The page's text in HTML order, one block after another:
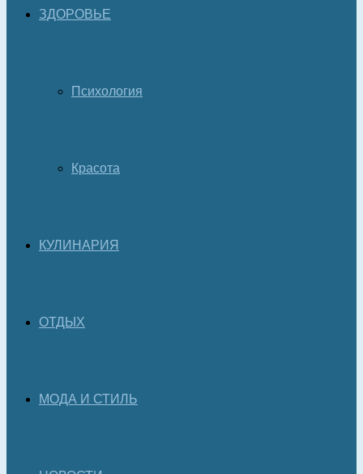
ЗДОРОВЬЕ
Психология
Красота
КУЛИНАРИЯ
ОТДЫХ
МОДА И СТИЛЬ